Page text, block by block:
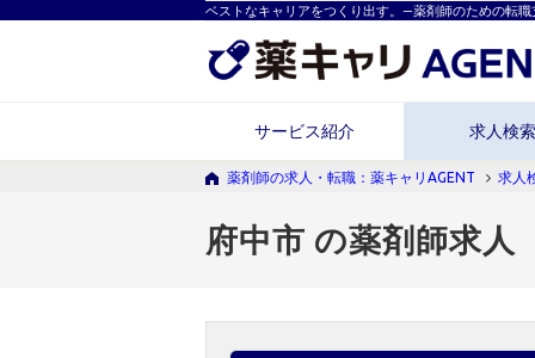
ベストなキャリアをつくり出す。―薬剤師のための転
サービス紹介 求人検索
薬剤師の求人・転職：薬キャリAGENT 求人
府中市 の薬剤師求人